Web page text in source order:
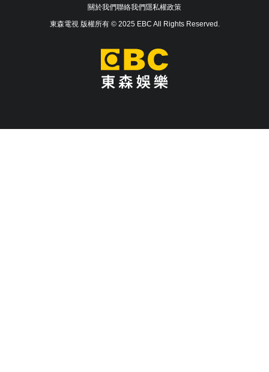
關於我們聯絡我們隱私權政策
東森電視 版權所有 © 2025 EBC All Rights Reserved.